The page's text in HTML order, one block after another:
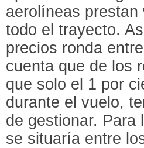
aerolíneas
todo el trayecto.
precios ronda
cuenta que de los
que solo el 1 por
durante el vuelo,
de gestionar. Para
se situaría entre